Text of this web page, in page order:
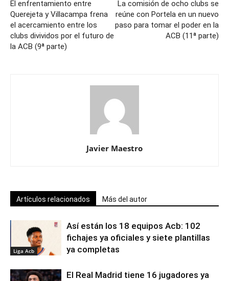
El enfrentamiento entre
Querejeta y Villacampa frena
el acercamiento entre los
clubs divividos por el futuro de
la ACB (9ª parte)
La comisión de ocho clubs se
reúne con Portela en un nuevo
paso para tomar el poder en la
ACB (11ª parte)
Javier Maestro
Artículos relacionados Más del autor
Liga Acb
Así están los 18 equipos Acb: 102
fichajes ya oficiales y siete plantillas
ya completas
El Real Madrid tiene 16 jugadores ya